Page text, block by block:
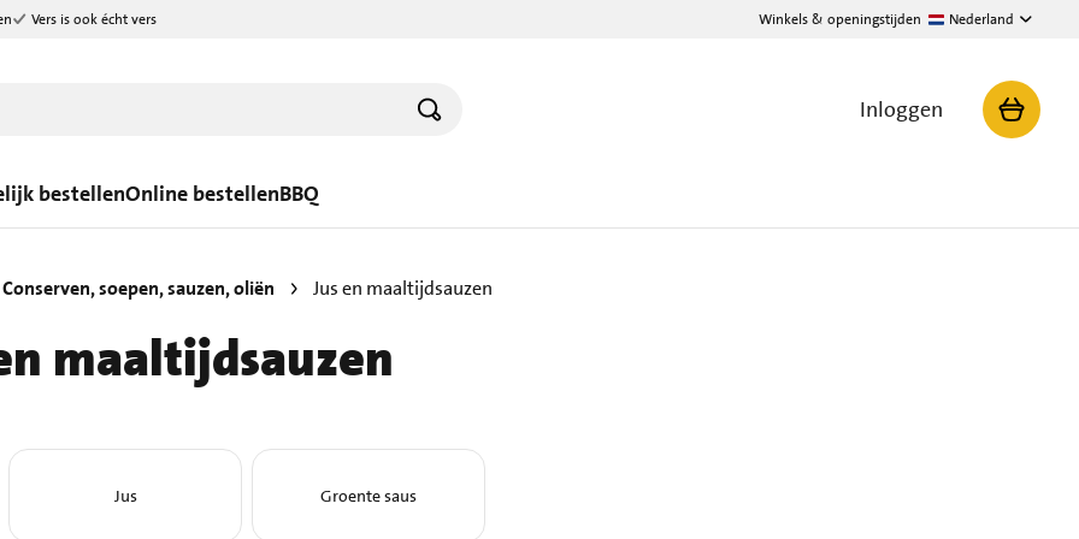
Vers is ook écht vers Winkels & openingstijden Nederland
Inloggen
bestellenOnline bestellenBBQ
Conserven, soepen, sauzen, oliën Jus en maaltijdsauzen
maaltijdsauzen
Jus Groente saus